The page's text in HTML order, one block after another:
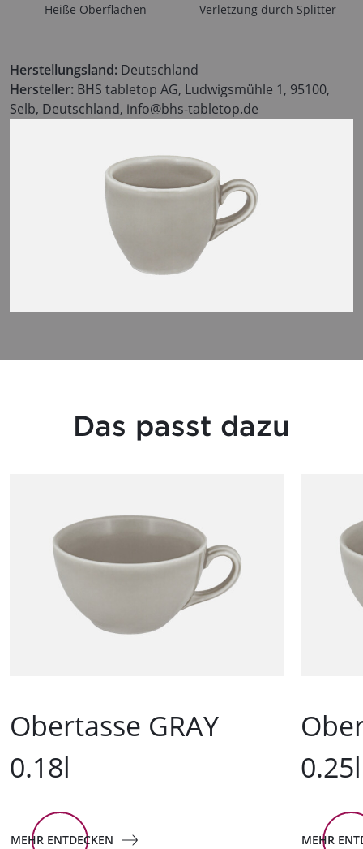
Heiße Oberflächen Verletzung durch Splitter
Herstellungsland: Deutschland
Hersteller: BHS tabletop AG, Ludwigsmühle 1, 95100,
Selb, Deutschland, info@bhs-tabletop.de
Das passt dazu
Obertasse GRAY
0.18l
MEHR ENTDECKEN
0.25l
MEHR